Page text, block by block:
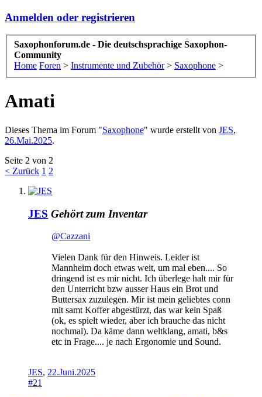
Anmelden oder registrieren
Saxophonforum.de - Die deutschsprachige Saxophon-
Community
Home Foren > Instrumente und Zubehör > Saxophone >
Amati
Dieses Thema im Forum "Saxophone" wurde erstellt von JES,
26.Mai.2025.
Seite 2 von 2
< Zurück 1 2
JES Gehört zum Inventar
@Cazzani
Vielen Dank für den Hinweis. Leider ist
Mannheim doch etwas weit, um mal eben.... So
dringend ist es mir nicht. Ich überlege halt mir für
den Unterricht bzw ausser Haus ein Brot und
Buttersax zuzulegen. Mir ist mein geliebtes conn
mit samt Koffer abgestürzt, das war kein Spaß
(ok, es spielt wieder, aber ich brauche das nicht
nochmal). Da käme dann weltklang, amati, b&s
etc in Frage.... je nach Ergonomie und Sound.
JES, 22.Juni.2025
#21